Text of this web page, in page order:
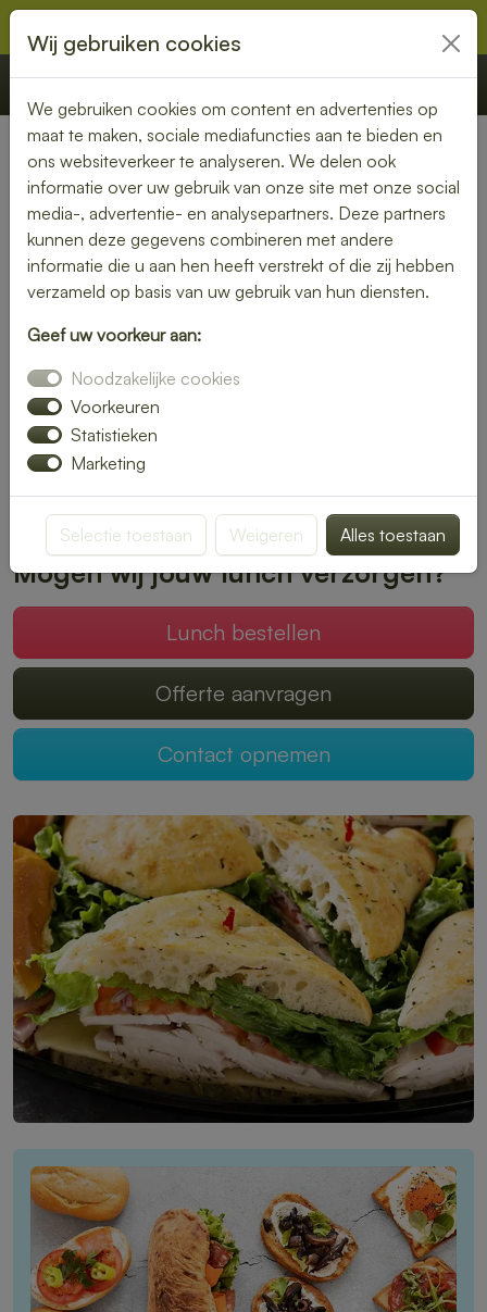
€ 0,00 Offerte Bestellen
Nederland» Godlinze
Lunch bezorgen in Godlinze
– vers en snel bij jou thuis of
op kantoor
bezorgen in Godlinze en geniet van verse, smaakvolle
gerechten. Of je nu kiest voor een rijk belegd broodje, een
frisse salade of een warme maaltijd – wij bezorgen het bij
jou op locatie.
Plaats je bestelling online en geniet zonder zorgen van een
heerlijke lunch.
Mogen wij jouw lunch verzorgen?
Lunch bestellen
Offerte aanvragen
Contact opnemen
Wij gebruiken cookies
We gebruiken cookies om content en advertenties op
maat te maken, sociale mediafuncties aan te bieden en
ons websiteverkeer te analyseren. We delen ook
informatie over uw gebruik van onze site met onze social
media-, advertentie- en analysepartners. Deze partners
kunnen deze gegevens combineren met andere
informatie die u aan hen heeft verstrekt of die zij hebben
verzameld op basis van uw gebruik van hun diensten.
Geef uw voorkeur aan:
Noodzakelijke cookies
Voorkeuren
Statistieken
Marketing
Selectie toestaan Weigeren Alles toestaan